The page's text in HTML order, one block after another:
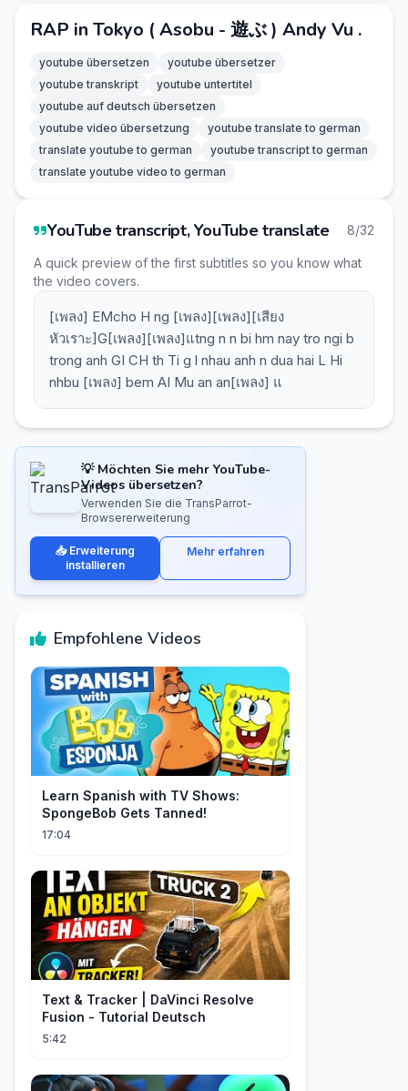
RAP in Tokyo ( Asobu - 遊ぶ ) Andy Vu .
youtube übersetzen
youtube übersetzer
youtube transkript
youtube untertitel
youtube auf deutsch übersetzen
youtube video übersetzung
youtube translate to german
translate youtube to german
youtube transcript to german
translate youtube video to german
YouTube transcript, YouTube translate 8/32
A quick preview of the first subtitles so you know what
the video covers.
[เพลง] EMcho H ng [เพลง][เพลง][เสียง
หัวเราะ]G[เพลง][เพลง]แtng n n bi hm nay tro ngi b
trong anh GI CH th Ti g l nhau anh n dua hai L Hi
nhbu [เพลง] bem AI Mu an an[เพลง] แ
💡 Möchten Sie mehr YouTube-
Videos übersetzen?
Verwenden Sie die TransParrot-
Browsererweiterung
📥 Erweiterung
installieren
Mehr erfahren
Empfohlene Videos
Learn Spanish with TV Shows:
SpongeBob Gets Tanned!
17:04
Text & Tracker | DaVinci Resolve
Fusion - Tutorial Deutsch
5:42